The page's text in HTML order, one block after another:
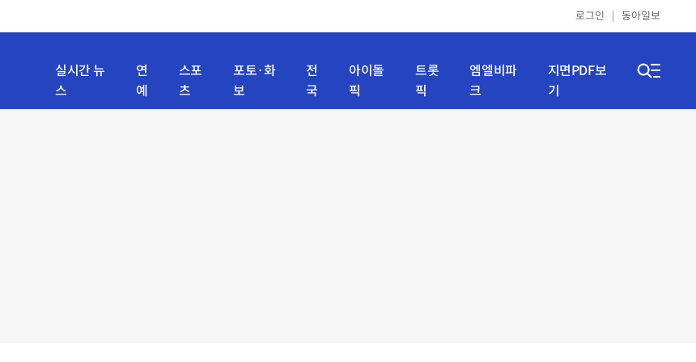
로그인 동아일보
실시간 뉴
스
연
예
스포
츠
포토·화
보
전
국
아이돌
픽
트롯
픽
엠엘비파
크
지면PDF보
기